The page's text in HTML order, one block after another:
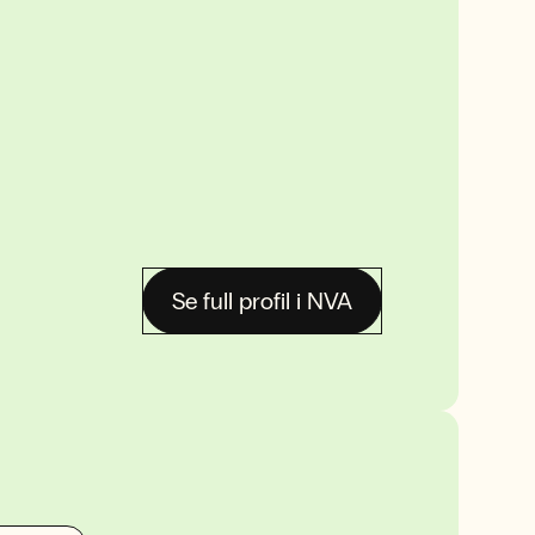
Se full profil i NVA